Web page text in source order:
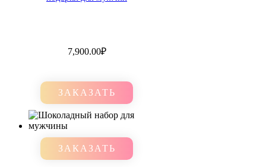
7,900.00₽
ЗАКАЗАТЬ
ЗАКАЗАТЬ